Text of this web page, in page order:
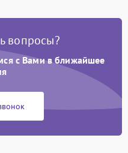
вопросы?
с Вами в ближайшее